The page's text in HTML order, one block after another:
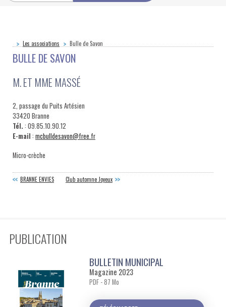
Les associations Bulle de Savon
BULLE DE SAVON
M. ET MME MASSÉ
2, passage du Puits Artésien
33420 Branne
Tél. : 09.85.10.90.12
E-mail : mcbulldesavon@free.fr
Micro-crèche
BRANNE ENVIES Club automne Joyeux
PUBLICATION
BULLETIN MUNICIPAL
Magazine 2023
PDF - 87 Mo